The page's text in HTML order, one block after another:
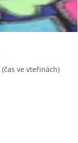
(čas ve vteřinách)